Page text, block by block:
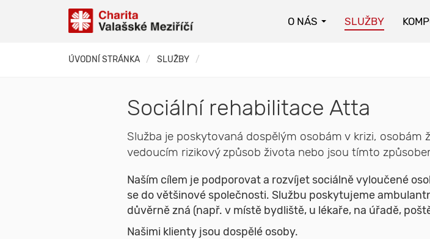
O NÁS SLUŽBY
ÚVODNÍ STRÁNKA SLUŽBY
Sociální rehabilitace Atta
Služba je poskytovaná dospělým osobám v krizi,
vedoucím rizikový způsob života nebo jsou tímto
Naším cílem je podporovat a rozvíjet sociálně vyloučené
se do většinové společnosti. Službu poskytujeme
důvěrně zná (např. v místě bydliště, u lékaře, na úřadě,
Našimi klienty jsou dospělé osoby.